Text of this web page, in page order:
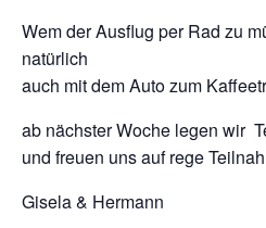
Wem der Ausflug per Rad zu
natürlich
auch mit dem Auto zum
ab nächster Woche legen wir
und freuen uns auf rege
Gisela & Hermann